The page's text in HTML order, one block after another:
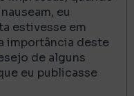
eu
estivesse em
importância deste
de alguns
eu publicasse